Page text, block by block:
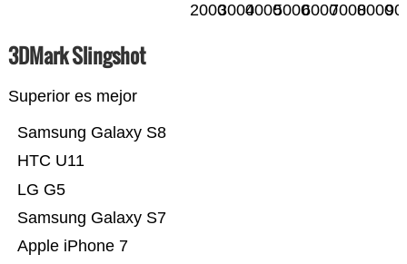
2000300040005000600070008000
3DMark Slingshot
Superior es mejor
Apple iPhone 7
Samsung Galaxy S7
LG G5
HTC U11
Samsung Galaxy S8